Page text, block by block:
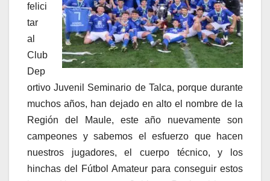
felici
tar
al
Club
Dep
ortivo Juvenil Seminario de Talca, porque durante
muchos años, han dejado en alto el nombre de la
Región del Maule, este año nuevamente son
campeones y sabemos el esfuerzo que hacen
nuestros jugadores, el cuerpo técnico, y los
hinchas del Fútbol Amateur para conseguir estos